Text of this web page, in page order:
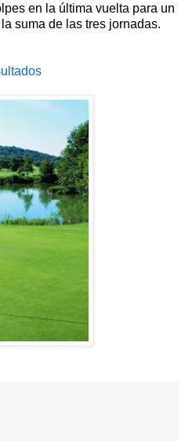
en la última vuelta para un
suma de las tres jornadas.